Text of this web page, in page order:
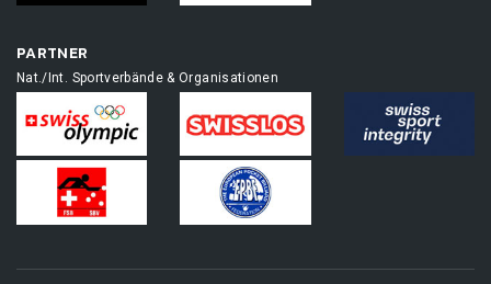
PARTNER
Nat./Int. Sportverbände & Organisationen